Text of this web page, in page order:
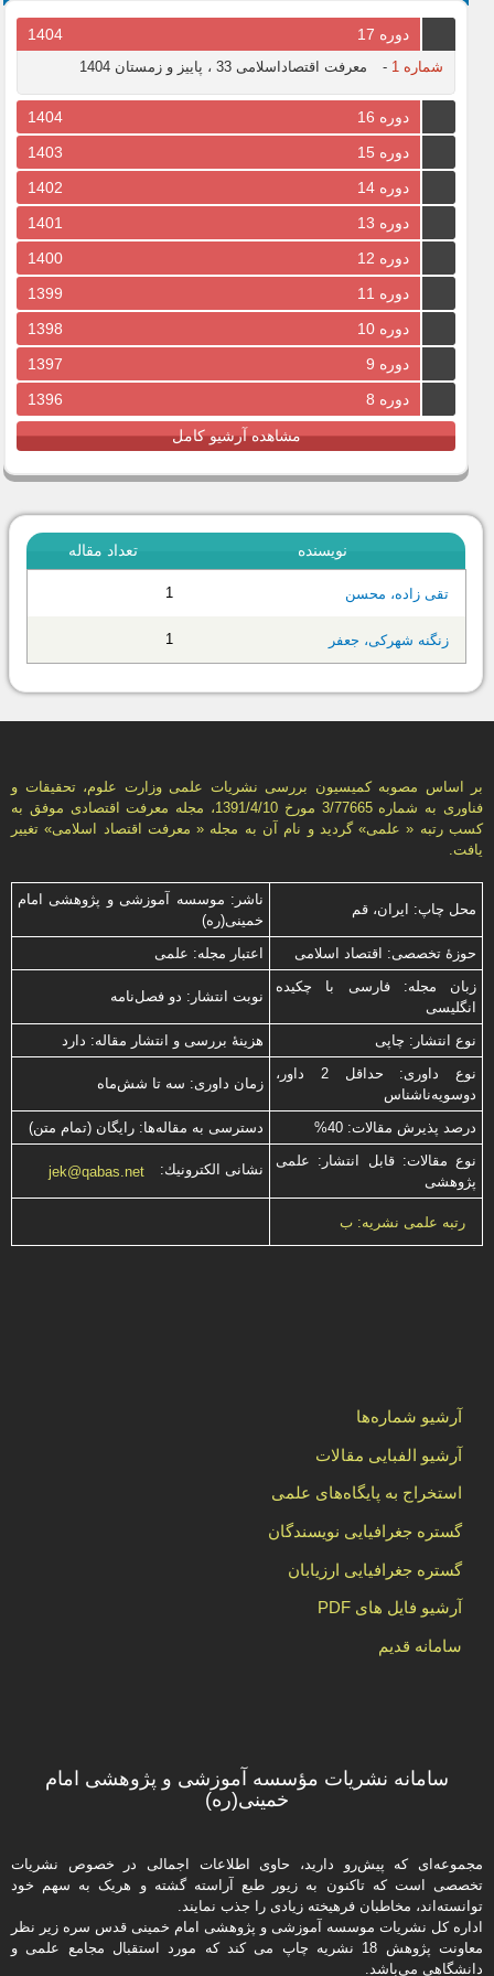
دوره 17 1404
شماره 1 - معرفت اقتصاداسلامی 33 ، پاییز و زمستان 1404
دوره 16
1404
دوره 15
1403
دوره 14
1402
دوره 13
1401
دوره 12
1400
دوره 11
1399
دوره 10
1398
دوره 9
1397
دوره 8
1396
مشاهده آرشیو کامل
نویسنده تعداد مقاله
تقی زاده، محسن 1
زنگنه شهرکی، جعفر 1
بر اساس مصوبه کمیسیون بررسی نشریات علمی وزارت علوم، تحقیقات و
فناوری به شماره 3/77665 مورخ 1391/4/10، مجله معرفت اقتصادی موفق به
کسب رتبه « علمی» گردید و نام آن به مجله « معرفت اقتصاد اسلامی» تغییر
یافت.
محل چاپ: ایران، قم
ناشر: موسسه آموزشی و پژوهشی امام
خمینی(ره)
حوزۀ تخصصی: اقتصاد اسلامی
اعتبار مجله: علمی
زبان مجله: فارسی با چكیده
انگلیسی
نوبت انتشار: دو فصل‌نامه
نوع انتشار: چاپی
هزینۀ بررسی و انتشار مقاله: دارد
نوع داوری: حداقل 2 داور،
دوسویه‌ناشناس
زمان داوری: سه تا شش‌ماه
درصد پذیرش مقالات: 40%
دسترسی به مقاله‌ها: رایگان (تمام متن)
نوع مقالات: قابل انتشار: علمی
پژوهشی
نشانی الكترونیك: jek@qabas.net
رتبه علمی نشریه: ب
آرشیو شماره‌ها
آرشیو الفبایی مقالات
استخراج به پایگاه‌های علمی
گستره جغرافیایی نویسندگان
گستره جغرافیایی ارزیابان
آرشیو فایل های PDF
سامانه قدیم
سامانه نشریات مؤسسه آموزشی و پژوهشی امام
خمینی(ره)
مجموعه‌ای که پیش‌رو دارید،‌ حاوی اطلاعات اجمالی در خصوص نشریات
تخصصی است که تاکنون به زیور طبع آراسته گشته و هریک به سهم خود
توانسته‌اند، مخاطبان فرهیخته‌ زیادی را جذب نمایند.
اداره كل نشریات موسسه آموزشی و پژوهشی امام خمینی قدس سره زیر نظر
معاونت پژوهش 18 نشریه چاپ می کند که مورد استقبال مجامع علمی و
دانشگاهی می‌باشد.